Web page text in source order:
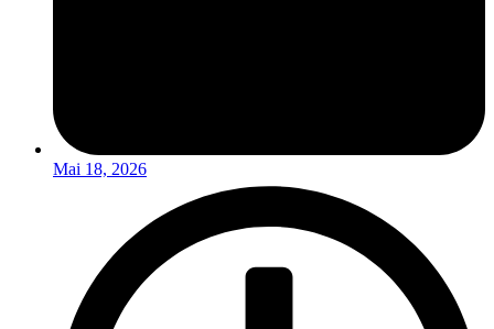
Mai 18, 2026